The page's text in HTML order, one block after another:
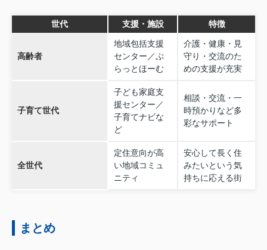
世代 支援・施設 特徴
高齢者
地域包括支援
センター／ぷ
らっとほーむ
介護・健康・見
守り・交流のた
めの支援が充実
子育て世代
子ども家庭支
援センター／
子育てナビな
ど
相談・交流・一
時預かりなど多
彩なサポート
全世代
定住意向が高
い地域コミュ
ニティ
安心して長く住
みたいという気
持ちに応える街
まとめ